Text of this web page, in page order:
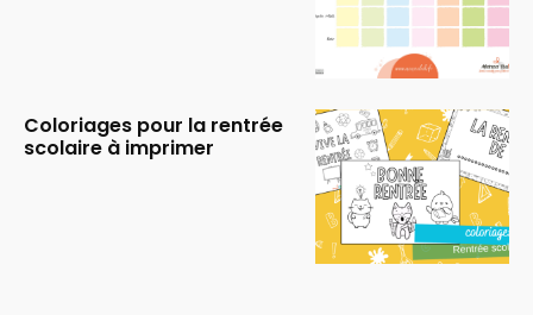
Coloriages pour la rentrée
scolaire à imprimer